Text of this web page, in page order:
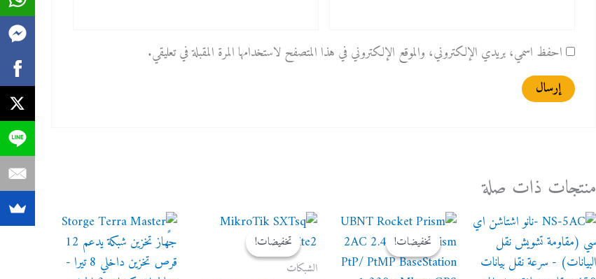
احفظ اسمي، بريدي الإلكتروني، والموقع الإلكتروني في هذا المتصفح لاستخدامها المرة المقبلة في تعليقي.
منتجات ذات صلة
تخفيضات!
تخفيضات!
السعر
الأصلي
هو:
355 $.
السعر
الحالي
هو:
350 $.
تخفيضات!
تخفيضات!
الشبكات
السعر
الأصلي
هو:
155 $.
السعر
الحالي
هو:
150 $.